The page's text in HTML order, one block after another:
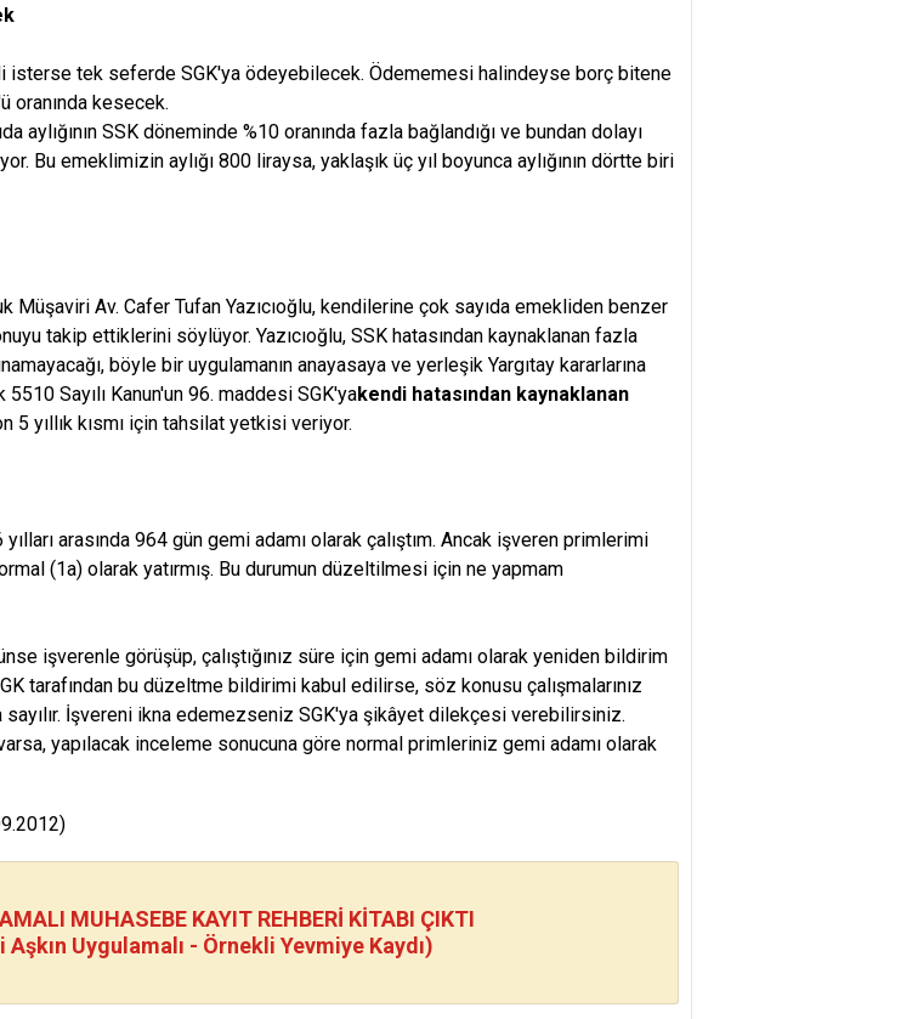
isterse tek seferde SGK'ya ödeyebilecek. Ödememesi halindeyse borç bitene
oranında kesecek.
aylığının SSK döneminde %10 oranında fazla bağlandığı ve bundan dolayı
Bu emeklimizin aylığı 800 liraysa, yaklaşık üç yıl boyunca aylığının dörtte biri
Müşaviri Av. Cafer Tufan Yazıcıoğlu, kendilerine çok sayıda emekliden benzer
takip ettiklerini söylüyor. Yazıcıoğlu, SSK hatasından kaynaklanan fazla
böyle bir uygulamanın anayasaya ve yerleşik Yargıtay kararlarına
5510 Sayılı Kanun'un 96. maddesi SGK'yakendi hatasından kaynaklanan
5 yıllık kısmı için tahsilat yetkisi veriyor.
arasında 964 gün gemi adamı olarak çalıştım. Ancak işveren primlerimi
(1a) olarak yatırmış. Bu durumun düzeltilmesi için ne yapmam
işverenle görüşüp, çalıştığınız süre için gemi adamı olarak yeniden bildirim
tarafından bu düzeltme bildirimi kabul edilirse, söz konusu çalışmalarınız
sayılır. İşvereni ikna edemezseniz SGK'ya şikâyet dilekçesi verebilirsiniz.
yapılacak inceleme sonucuna göre normal primleriniz gemi adamı olarak
MUHASEBE KAYIT REHBERİ KİTABI ÇIKTI
Aşkın Uygulamalı - Örnekli Yevmiye Kaydı)